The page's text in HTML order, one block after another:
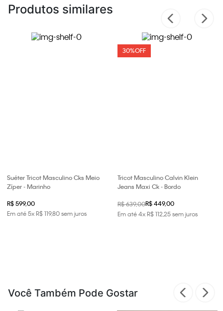
Produtos similares
Suéter Tricot Masculino Cks Meio
Zíper - Marinho
R$ 599,00
Em até5xR$119,80sem juros
30%OFF
Tricot Masculino Calvin Klein
Jeans Maxi Ck - Bordo
R$ 639,00R$ 449,00
Em até4xR$11225sem juros
Você Também Pode Gostar